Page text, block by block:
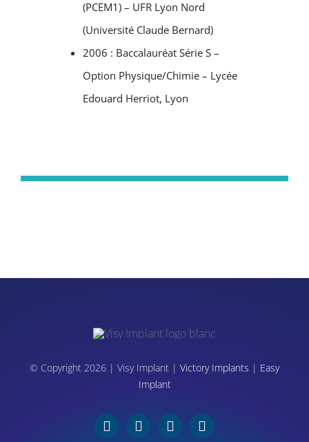
(PCEM1) – UFR Lyon Nord
(Université Claude Bernard)
2006 : Baccalauréat Série S –
Option Physique/Chimie – Lycée
Edouard Herriot, Lyon
© Copyright 2026 | Visy Implant | Victory Implants | Easy
Implant